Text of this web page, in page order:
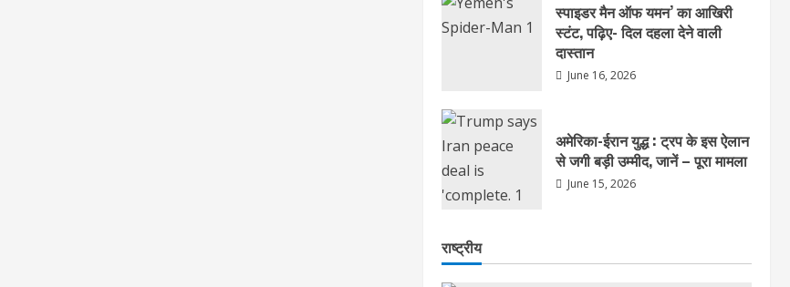
स्पाइडर मैन ऑफ यमन’ का आखिरी
स्टंट, पढ़िए- दिल दहला देने वाली
दास्तान
June 16, 2026
अमेरिका-ईरान युद्ध : ट्रप के इस ऐलान
से जगी बड़ी उम्मीद, जानें – पूरा मामला
June 15, 2026
राष्ट्रीय